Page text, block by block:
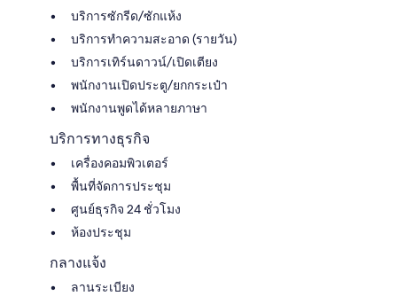
บริการซักรีด/ซักแห้ง
บริการทำความสะอาด (รายวัน)
บริการเทิร์นดาวน์/เปิดเตียง
พนักงานเปิดประตู/ยกกระเป๋า
พนักงานพูดได้หลายภาษา
บริการทางธุรกิจ
เครื่องคอมพิวเตอร์
พื้นที่จัดการประชุม
ศูนย์ธุรกิจ 24 ชั่วโมง
ห้องประชุม
กลางแจ้ง
ลานระเบียง